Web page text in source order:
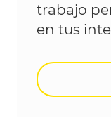
trabajo
en tus